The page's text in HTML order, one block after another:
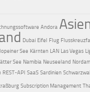
Andora
Dubai Eifel Flug
See Kärnten LAN Las Vegas
See Namibia Neuseeland
REST-API SaaS Sardinien
Subscription Management